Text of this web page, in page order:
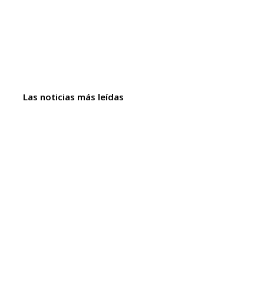
Las noticias más leídas